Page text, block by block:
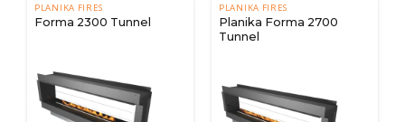
PLANIKA FIRES
Forma 2300 Tunnel
PLANIKA FIRES
Planika Forma 2700
Tunnel